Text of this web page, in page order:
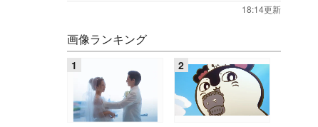
18:14更新
画像ランキング